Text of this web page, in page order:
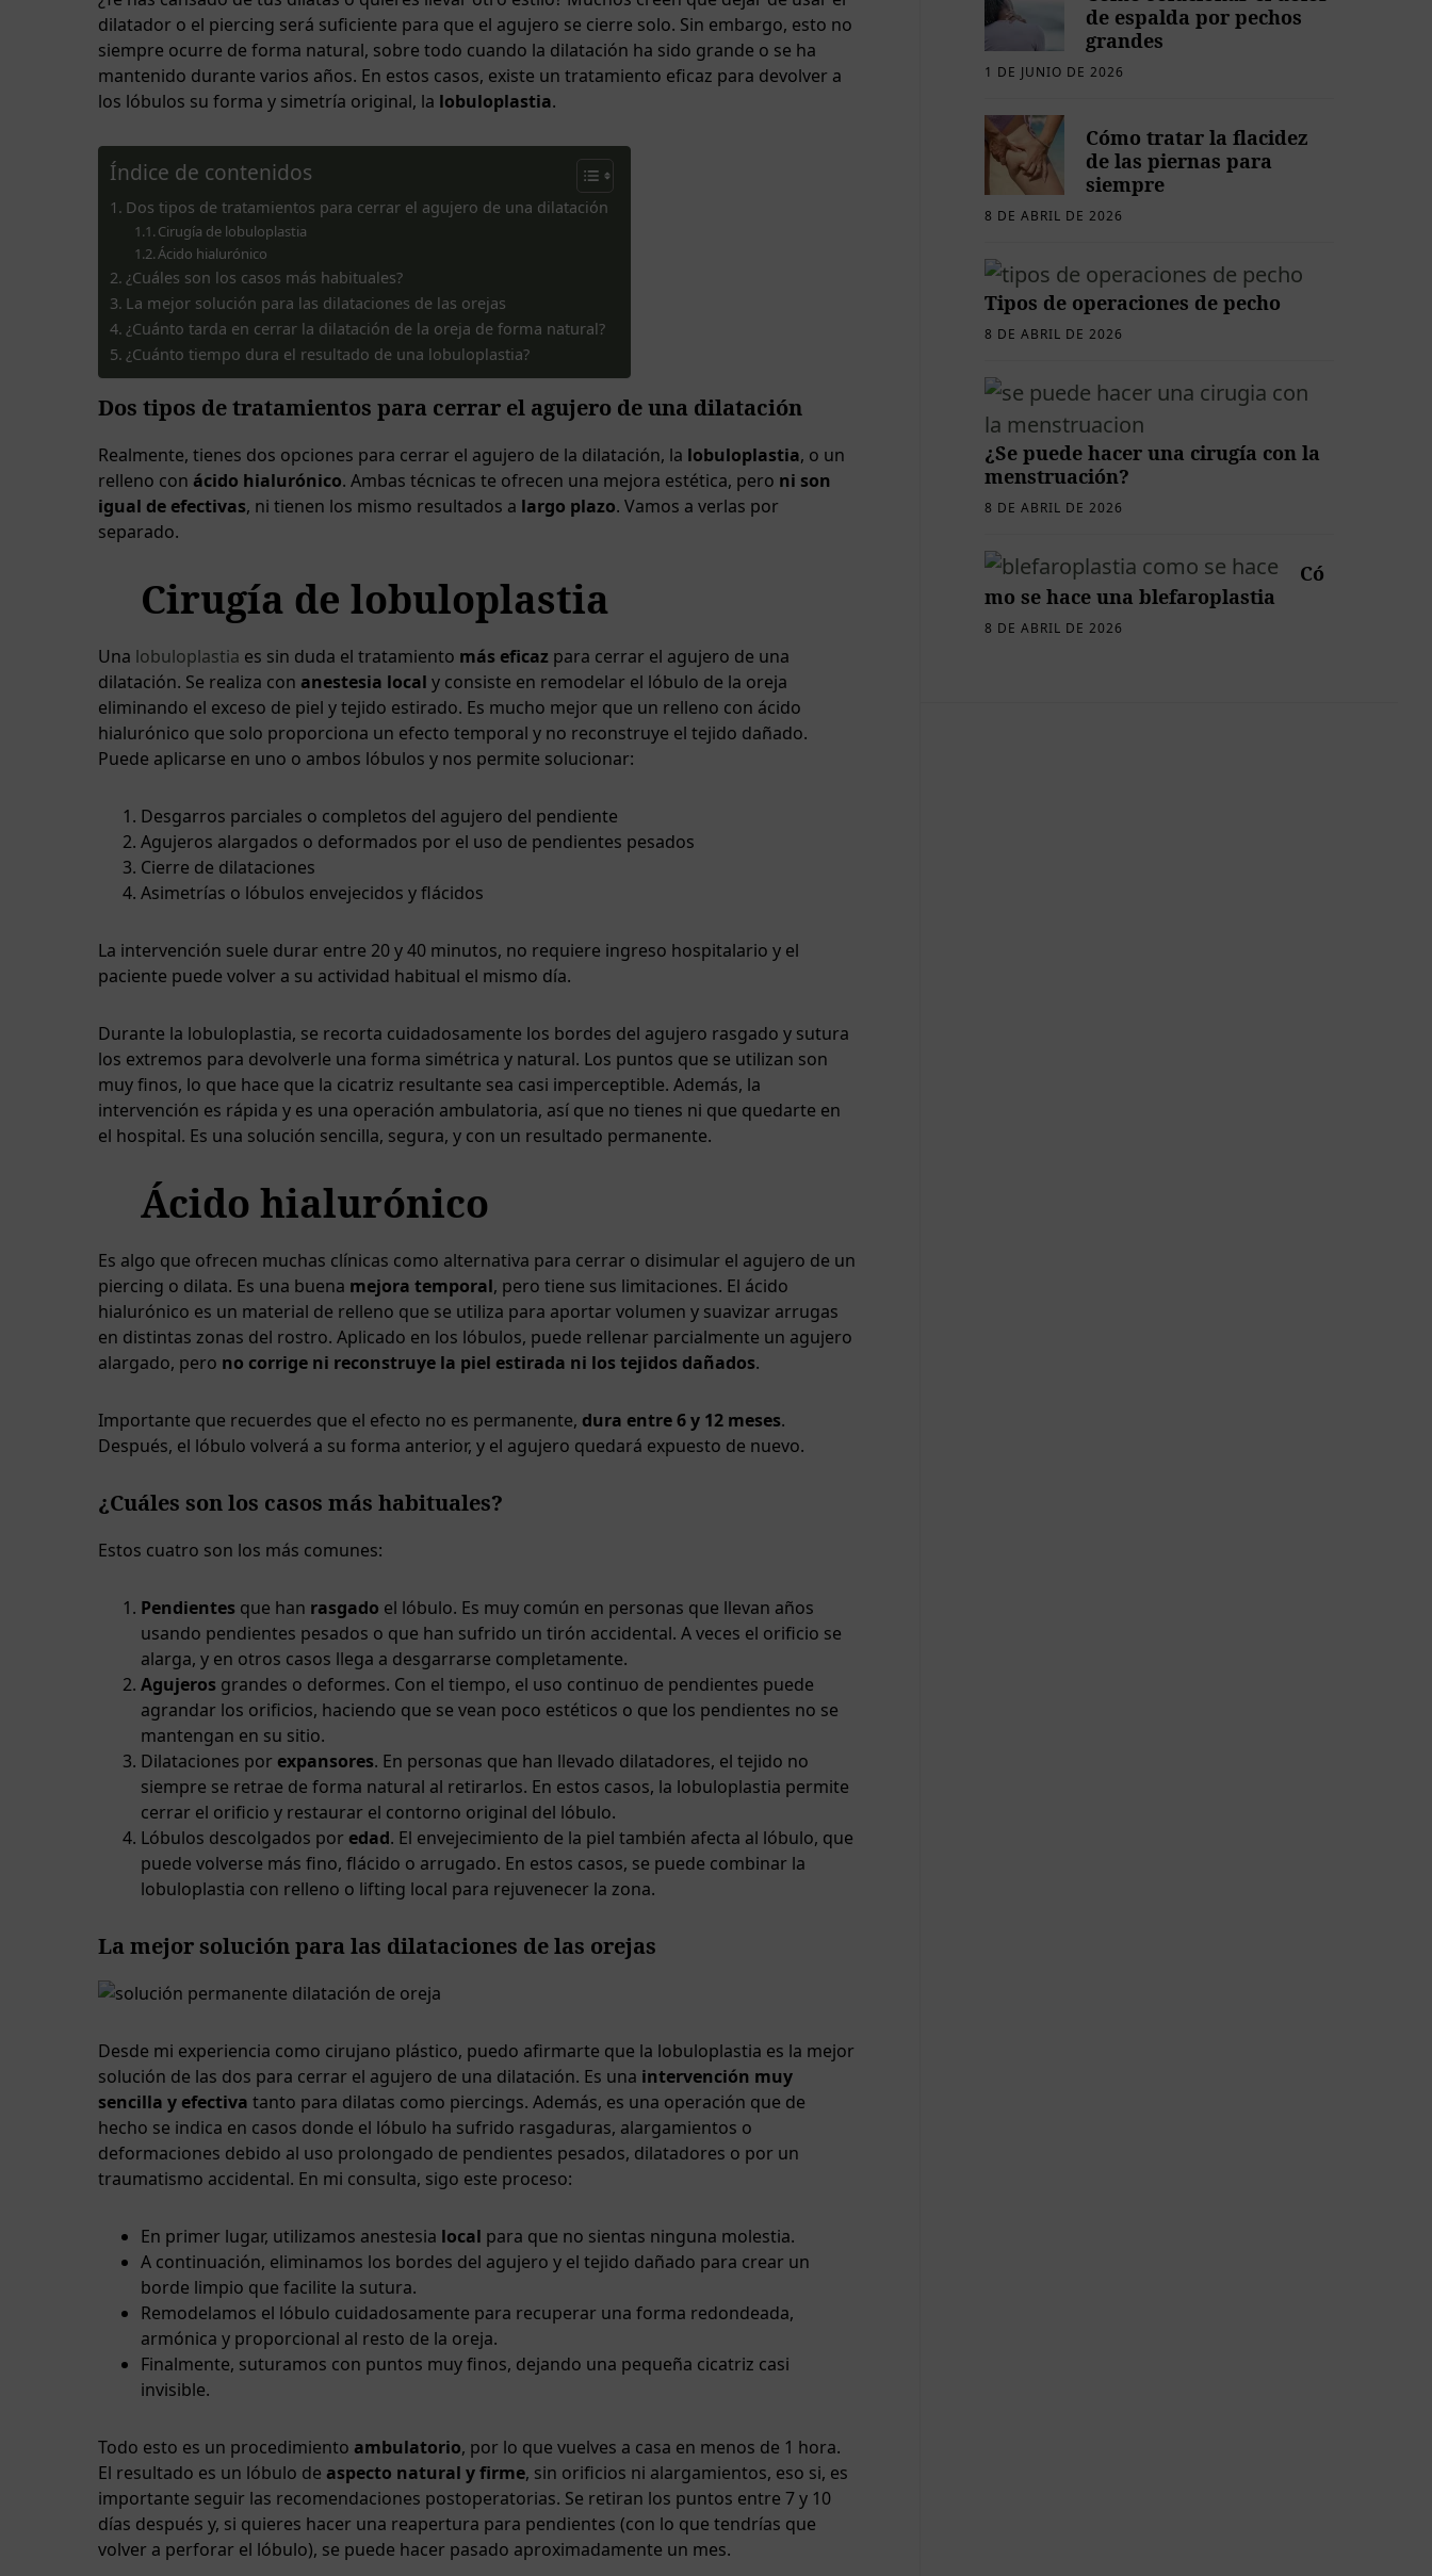
dilatador o el piercing será suficiente para que el agujero se cierre solo. Sin embargo, esto no
siempre ocurre de forma natural, sobre todo cuando la dilatación ha sido grande o se ha
mantenido durante varios años. En estos casos, existe un tratamiento eficaz para devolver a
los lóbulos su forma y simetría original, la lobuloplastia.
Índice de contenidos
Dos tipos de tratamientos para cerrar el agujero de una dilatación
Cirugía de lobuloplastia
Ácido hialurónico
¿Cuáles son los casos más habituales?
La mejor solución para las dilataciones de las orejas
¿Cuánto tarda en cerrar la dilatación de la oreja de forma natural?
¿Cuánto tiempo dura el resultado de una lobuloplastia?
Dos tipos de tratamientos para cerrar el agujero de una dilatación
Realmente, tienes dos opciones para cerrar el agujero de la dilatación, la lobuloplastia, o un
relleno con ácido hialurónico. Ambas técnicas te ofrecen una mejora estética, pero ni son
igual de efectivas, ni tienen los mismo resultados a largo plazo. Vamos a verlas por
separado.
Cirugía de lobuloplastia
Una lobuloplastia es sin duda el tratamiento más eficaz para cerrar el agujero de una
dilatación. Se realiza con anestesia local y consiste en remodelar el lóbulo de la oreja
eliminando el exceso de piel y tejido estirado. Es mucho mejor que un relleno con ácido
hialurónico que solo proporciona un efecto temporal y no reconstruye el tejido dañado.
Puede aplicarse en uno o ambos lóbulos y nos permite solucionar:
Desgarros parciales o completos del agujero del pendiente
Agujeros alargados o deformados por el uso de pendientes pesados
Cierre de dilataciones
Asimetrías o lóbulos envejecidos y flácidos
La intervención suele durar entre 20 y 40 minutos, no requiere ingreso hospitalario y el
paciente puede volver a su actividad habitual el mismo día.
Durante la lobuloplastia, se recorta cuidadosamente los bordes del agujero rasgado y sutura
los extremos para devolverle una forma simétrica y natural. Los puntos que se utilizan son
muy finos, lo que hace que la cicatriz resultante sea casi imperceptible. Además, la
intervención es rápida y es una operación ambulatoria, así que no tienes ni que quedarte en
el hospital. Es una solución sencilla, segura, y con un resultado permanente.
Ácido hialurónico
Es algo que ofrecen muchas clínicas como alternativa para cerrar o disimular el agujero de un
piercing o dilata. Es una buena mejora temporal, pero tiene sus limitaciones. El ácido
hialurónico es un material de relleno que se utiliza para aportar volumen y suavizar arrugas
en distintas zonas del rostro. Aplicado en los lóbulos, puede rellenar parcialmente un agujero
alargado, pero no corrige ni reconstruye la piel estirada ni los tejidos dañados.
Importante que recuerdes que el efecto no es permanente, dura entre 6 y 12 meses.
Después, el lóbulo volverá a su forma anterior, y el agujero quedará expuesto de nuevo.
¿Cuáles son los casos más habituales?
Estos cuatro son los más comunes:
Pendientes que han rasgado el lóbulo. Es muy común en personas que llevan años
usando pendientes pesados o que han sufrido un tirón accidental. A veces el orificio se
alarga, y en otros casos llega a desgarrarse completamente.
Agujeros grandes o deformes. Con el tiempo, el uso continuo de pendientes puede
agrandar los orificios, haciendo que se vean poco estéticos o que los pendientes no se
mantengan en su sitio.
Dilataciones por expansores. En personas que han llevado dilatadores, el tejido no
siempre se retrae de forma natural al retirarlos. En estos casos, la lobuloplastia permite
cerrar el orificio y restaurar el contorno original del lóbulo.
Lóbulos descolgados por edad. El envejecimiento de la piel también afecta al lóbulo, que
puede volverse más fino, flácido o arrugado. En estos casos, se puede combinar la
lobuloplastia con relleno o lifting local para rejuvenecer la zona.
La mejor solución para las dilataciones de las orejas
Desde mi experiencia como cirujano plástico, puedo afirmarte que la lobuloplastia es la mejor
solución de las dos para cerrar el agujero de una dilatación. Es una intervención muy
sencilla y efectiva tanto para dilatas como piercings. Además, es una operación que de
hecho se indica en casos donde el lóbulo ha sufrido rasgaduras, alargamientos o
deformaciones debido al uso prolongado de pendientes pesados, dilatadores o por un
traumatismo accidental. En mi consulta, sigo este proceso:
En primer lugar, utilizamos anestesia local para que no sientas ninguna molestia.
A continuación, eliminamos los bordes del agujero y el tejido dañado para crear un
borde limpio que facilite la sutura.
Remodelamos el lóbulo cuidadosamente para recuperar una forma redondeada,
armónica y proporcional al resto de la oreja.
Finalmente, suturamos con puntos muy finos, dejando una pequeña cicatriz casi
invisible.
Todo esto es un procedimiento ambulatorio, por lo que vuelves a casa en menos de 1 hora.
El resultado es un lóbulo de aspecto natural y firme, sin orificios ni alargamientos, eso si, es
importante seguir las recomendaciones postoperatorias. Se retiran los puntos entre 7 y 10
días después y, si quieres hacer una reapertura para pendientes (con lo que tendrías que
volver a perforar el lóbulo), se puede hacer pasado aproximadamente un mes.
de espalda por pechos
grandes
1 DE JUNIO DE 2026
Cómo tratar la flacidez
de las piernas para
siempre
8 DE ABRIL DE 2026
Tipos de operaciones de pecho
8 DE ABRIL DE 2026
¿Se puede hacer una cirugía con la
menstruación?
8 DE ABRIL DE 2026
Có
mo se hace una blefaroplastia
8 DE ABRIL DE 2026